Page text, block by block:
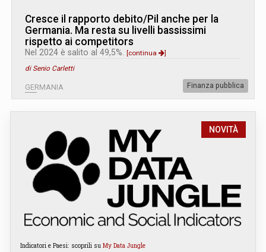
Cresce il rapporto debito/Pil anche per la
Germania. Ma resta su livelli bassissimi
rispetto ai competitors
Nel 2024 è salito al 49,5%. [continua
]
di Senio Carletti
GERMANIA Finanza pubblica
NOVITÀ
Indicatori e Paesi: scoprili su My Data Jungle